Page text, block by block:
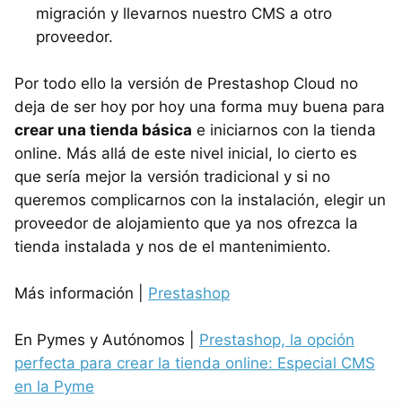
migración y llevarnos nuestro CMS a otro
proveedor.
Por todo ello la versión de Prestashop Cloud no
deja de ser hoy por hoy una forma muy buena para
crear una tienda básica e iniciarnos con la tienda
online. Más allá de este nivel inicial, lo cierto es
que sería mejor la versión tradicional y si no
queremos complicarnos con la instalación, elegir un
proveedor de alojamiento que ya nos ofrezca la
tienda instalada y nos de el mantenimiento.
Más información | Prestashop
En Pymes y Autónomos | Prestashop, la opción
perfecta para crear la tienda online: Especial CMS
en la Pyme